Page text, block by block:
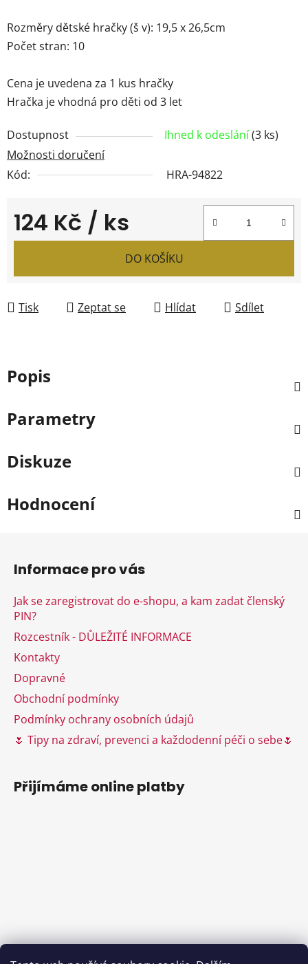
Rozměry dětské hračky (š v): 19,5 x 26,5cm
Počet stran: 10
Cena je uvedena za 1 kus hračky
Hračka je vhodná pro děti od 3 let
Dostupnost Ihned k odeslání(3 ks)
Možnosti doručení
Kód:
HRA-94822
124 Kč / ks
Měrná cena:
DO KOŠÍKU
Tisk Zeptat se Hlídat Sdílet
Popis
Parametry
Diskuze
Hodnocení
Informace pro vás
Jak se zaregistrovat do e-shopu, a kam zadat členský
PIN?
Rozcestník - DŮLEŽITÉ INFORMACE
Kontakty
Dopravné
Obchodní podmínky
Podmínky ochrany osobních údajů
🌷 Tipy na zdraví, prevenci a každodenní péči o sebe🌷
Přijímáme online platby